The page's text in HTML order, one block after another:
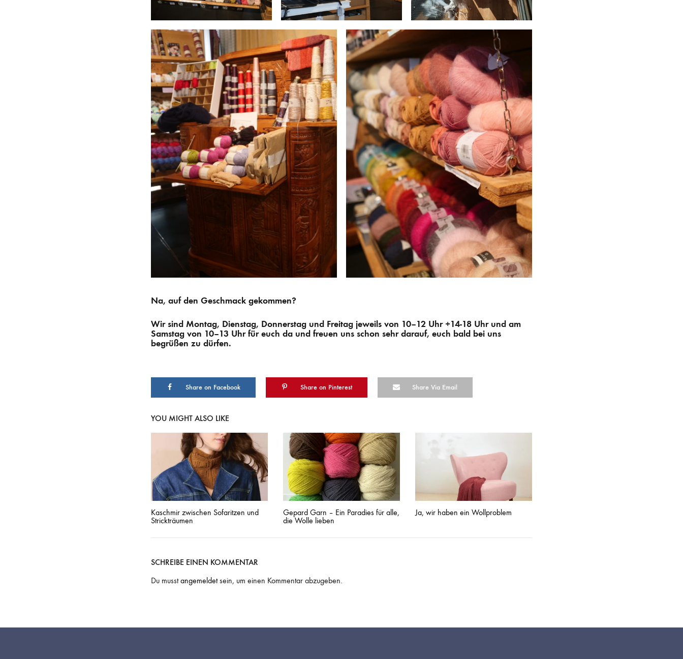
Na, auf den Geschmack gekommen?
Wir sind Montag, Dienstag, Donnerstag und Freitag jeweils von 10–12 Uhr +14-18 Uhr und am
Samstag von 10–13 Uhr für euch da und freuen uns schon sehr darauf, euch bald bei uns
begrüßen zu dürfen.
Share on Facebook Share on Pinterest Share Via Email
YOU MIGHT ALSO LIKE
Kaschmir zwischen Sofaritzen und
Strickträumen
Gepard Garn – Ein Paradies für alle,
die Wolle lieben
Ja, wir haben ein Wollproblem
SCHREIBE EINEN KOMMENTAR
Du musstangemeldetsein, um einen Kommentar abzugeben.